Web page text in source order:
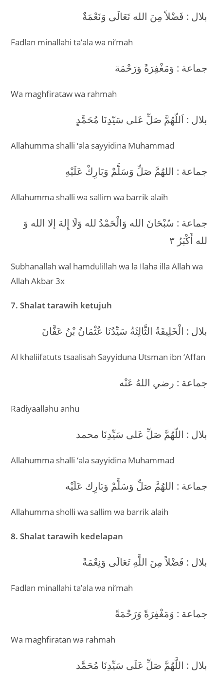
بلال : فَضْلاً مِنَ الله تَعَالَى وَنَعْمَةٌ
Fadlan minallahi ta’ala wa ni’mah
جماعة : وَمَغْفِرَةً وَرَحْمَة
Wa maghfirataw wa rahmah
بلال : اَللّهُمَّ صَلِّ عَلى سَيّدِنَا مُحَمَّدٍ
Allahumma shalli ‘ala sayyidina Muhammad
جماعة : اللهُمَّ صَلِّ وَسَلَّمْ وَبَارِكْ عَلَيْهِ
Allahumma shalli wa sallim wa barrik alaih
جماعة : سُبْحَانَ الله وَالْحَمْدُ لله وَلَا إِلهَ إلا الله وَ
لله أَكْبَرُ ٣
Subhanallah wal hamdulillah wa la Ilaha illa Allah wa
Allah Akbar 3x
7. Shalat tarawih ketujuh
بلال : الْخَلِيفَةُ الثَّالِثَةُ سَيِّدُنَا عُثْمَانُ بْنُ عَفَّانَ
Al khaliifatuts tsaalisah Sayyiduna Utsman ibn ‘Affan
جماعة : رضي اللهُ عَنْه
Radiyaallahu anhu
بلال : اللّهُمَّ صَلِّ عَلى سَيِّدِنَا محمد
Allahumma shalli ‘ala sayyidina Muhammad
جماعة : اللهُمَّ صَلِّ وَسَلَّمْ وَبَارِك عَلَيْه
Allahumma sholli wa sallim wa barrik alaih
8. Shalat tarawih kedelapan
بلال : فَضْلاً مِنَ اللَّهِ تَعَالَى وَنِعْمَةً
Fadlan minallahi ta’ala wa ni’mah
جماعة : وَمَغْفِرَةً وَرَحْمَةً
Wa maghfiratan wa rahmah
بلال : اللَّهُمَّ صَلِّ عَلَى سَيِّدِنَا مُحَمَّد